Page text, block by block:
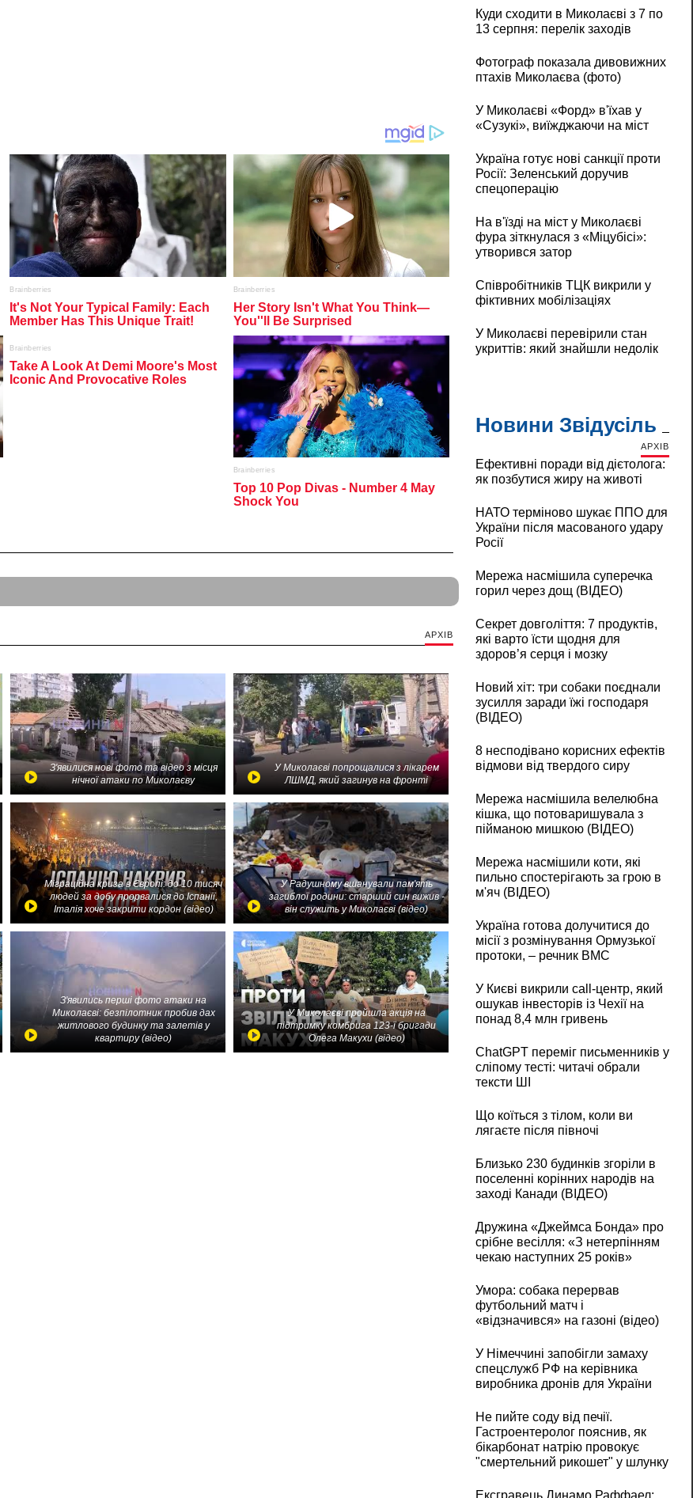
АРХІВ
З'явилися нові фото та відео з місця
нічної атаки по Миколаєву
У Миколаєві попрощалися з лікарем
ЛШМД, який загинув на фронті
Міграційна криза в Європі: до 10 тисяч
людей за добу прорвалися до Іспанії,
Італія хоче закрити кордон (відео)
У Радушному вшанували пам'ять
загиблої родини: старший син вижив -
він служить у Миколаєві (відео)
З'явились перші фото атаки на
Миколаєві: безпілотник пробив дах
житлового будинку та залетів у
квартиру (відео)
У Миколаєві пройшла акція на
підтримку комбрига 123-ї бригади
Олега Макухи (відео)
Куди сходити в Миколаєві з 7 по
13 серпня: перелік заходів
Фотограф показала дивовижних
птахів Миколаєва (фото)
У Миколаєві «Форд» в'їхав у
«Сузукі», виїжджаючи на міст
Україна готує нові санкції проти
Росії: Зеленський доручив
спецоперацію
На в'їзді на міст у Миколаєві
фура зіткнулася з «Міцубісі»:
утворився затор
Співробітників ТЦК викрили у
фіктивних мобілізаціях
У Миколаєві перевірили стан
укриттів: який знайшли недолік
Новини Звідусіль
АРХІВ
Ефективні поради від дієтолога:
як позбутися жиру на животі
НАТО терміново шукає ППО для
України після масованого удару
Росії
Мережа насмішила суперечка
горил через дощ (ВІДЕО)
Секрет довголіття: 7 продуктів,
які варто їсти щодня для
здоров’я серця і мозку
Новий хіт: три собаки поєднали
зусилля заради їжі господаря
(ВІДЕО)
8 несподівано корисних ефектів
відмови від твердого сиру
Мережа насмішила велелюбна
кішка, що потоваришувала з
пійманою мишкою (ВІДЕО)
Мережа насмішили коти, які
пильно спостерігають за грою в
м'яч (ВІДЕО)
Україна готова долучитися до
місії з розмінування Ормузької
протоки, – речник ВМС
У Києві викрили call-центр, який
ошукав інвесторів із Чехії на
понад 8,4 млн гривень
ChatGPT переміг письменників у
сліпому тесті: читачі обрали
тексти ШІ
Що коїться з тілом, коли ви
лягаєте після півночі
Близько 230 будинків згоріли в
поселенні корінних народів на
заході Канади (ВІДЕО)
Дружина «Джеймса Бонда» про
срібне весілля: «З нетерпінням
чекаю наступних 25 років»
Умора: собака перервав
футбольний матч і
«відзначився» на газоні (відео)
У Німеччині запобігли замаху
спецслужб РФ на керівника
виробника дронів для України
Не пийте соду від печії.
Гастроентеролог пояснив, як
бікарбонат натрію провокує
"смертельний рикошет" у шлунку